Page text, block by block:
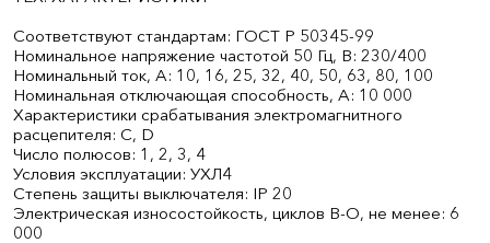
Соответствуют стандартам: ГОСТ Р 50345-99
Номинальное напряжение частотой 50 Гц, В: 230/400
Номинальный ток, А: 10, 16, 25, 32, 40, 50, 63, 80, 100
Номинальная отключающая способность, А: 10 000
Характеристики срабатывания электромагнитного
расцепителя: C, D
Число полюсов: 1, 2, 3, 4
Условия эксплуатации: УХЛ4
Степень защиты выключателя: IP 20
Электрическая износостойкость, циклов В-О, не менее: 6
000